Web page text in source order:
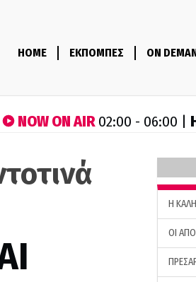
HOME ΕΚΠΟΜΠΕΣ ON
NOW ON AIR02:00 - 06:00 |
H
ΟΙ